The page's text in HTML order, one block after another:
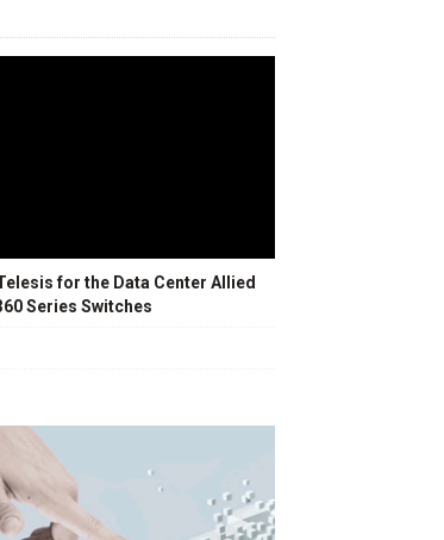
for the Data Center Allied
Series Switches